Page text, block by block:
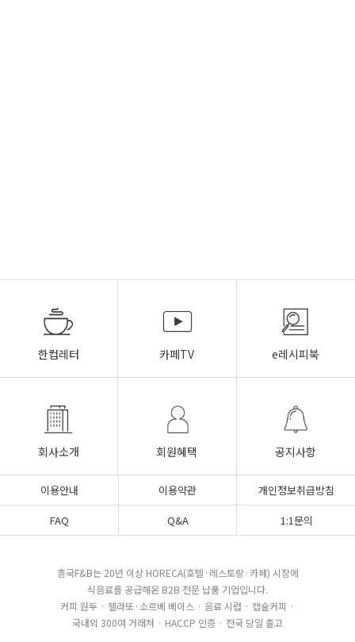
한컵레터 카페TV e레시피북
회사소개 회원혜택 공지사항
이용안내 이용약관
개인정보취급방침
FAQ
Q&A 1:1문의
흥국F&B는 20년 이상 HORECA(호텔·레스토랑·카페) 시장에
식음료를 공급해온 B2B 전문 납품 기업입니다.
커피 원두 · 젤라또·소르베 베이스 · 음료 시럽 · 캡슐커피 ·
국내외 300여 거래처 · HACCP 인증 · 전국 당일 출고